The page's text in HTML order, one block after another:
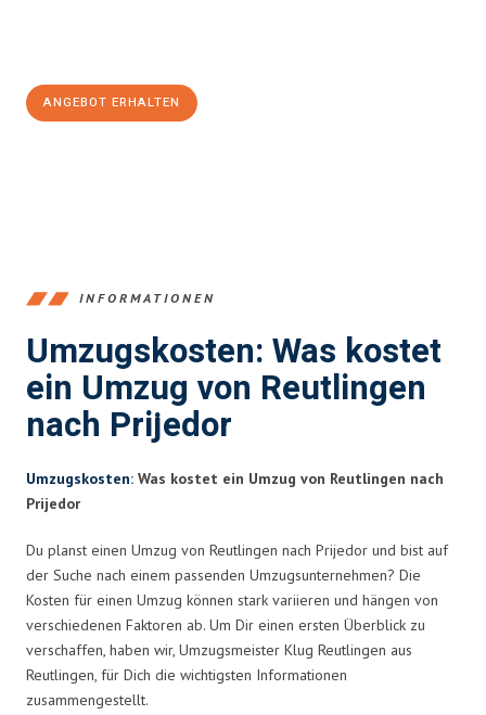
ANGEBOT ERHALTEN
INFORMATIONEN
Umzugskosten: Was kostet
ein Umzug von Reutlingen
nach Prijedor
Umzugskosten: Was kostet ein Umzug von Reutlingen nach
Prijedor
Du planst einen Umzug von Reutlingen nach Prijedor und bist auf
der Suche nach einem passenden Umzugsunternehmen? Die
Kosten für einen Umzug können stark variieren und hängen von
verschiedenen Faktoren ab. Um Dir einen ersten Überblick zu
verschaffen, haben wir, Umzugsmeister Klug Reutlingen aus
Reutlingen, für Dich die wichtigsten Informationen
zusammengestellt.